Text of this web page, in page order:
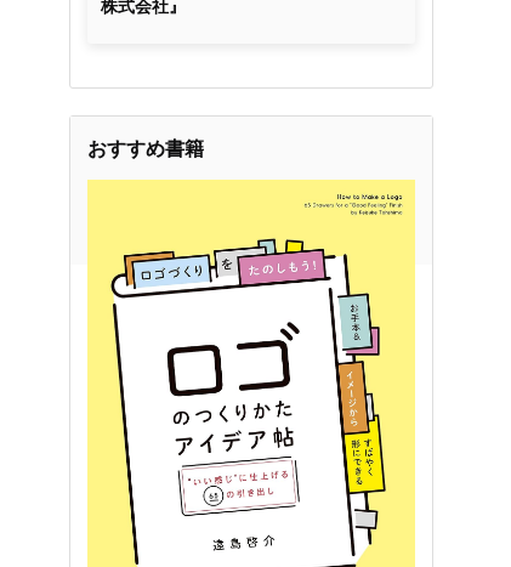
株式会社』
おすすめ書籍